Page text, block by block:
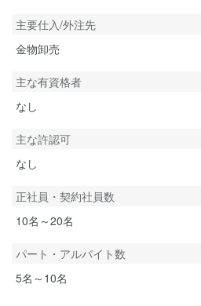
主要仕入/外注先
金物卸売
主な有資格者
なし
主な許認可
なし
正社員・契約社員数
10名～20名
パート・アルバイト数
5名～10名